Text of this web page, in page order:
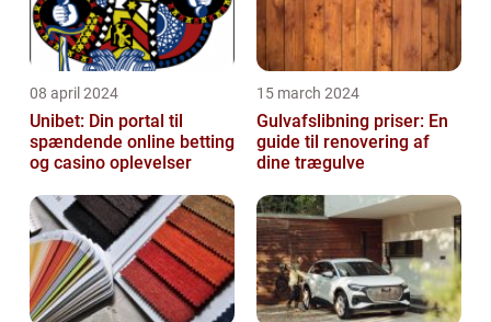
08 april 2024
Unibet: Din portal til
spændende online betting
og casino oplevelser
15 march 2024
Gulvafslibning priser: En
guide til renovering af
dine trægulve